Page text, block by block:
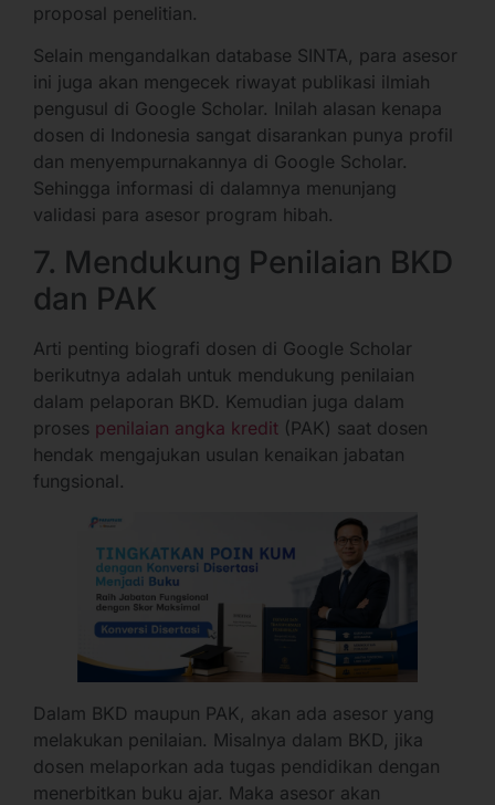
proposal penelitian.
Selain mengandalkan database SINTA, para asesor
ini juga akan mengecek riwayat publikasi ilmiah
pengusul di Google Scholar. Inilah alasan kenapa
dosen di Indonesia sangat disarankan punya profil
dan menyempurnakannya di Google Scholar.
Sehingga informasi di dalamnya menunjang
validasi para asesor program hibah.
7. Mendukung Penilaian BKD
dan PAK
Arti penting biografi dosen di Google Scholar
berikutnya adalah untuk mendukung penilaian
dalam pelaporan BKD. Kemudian juga dalam
proses penilaian angka kredit (PAK) saat dosen
hendak mengajukan usulan kenaikan jabatan
fungsional.
Dalam BKD maupun PAK, akan ada asesor yang
melakukan penilaian. Misalnya dalam BKD, jika
dosen melaporkan ada tugas pendidikan dengan
menerbitkan buku ajar. Maka asesor akan